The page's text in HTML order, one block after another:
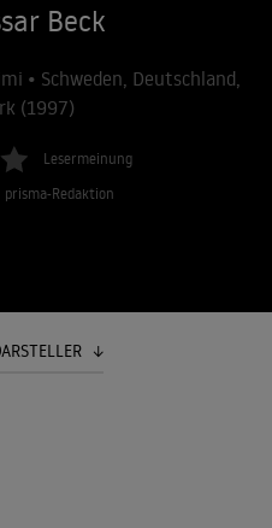
Beck
• Schweden, Deutschland,
(1997)
Lesermeinung
prisma-Redaktion